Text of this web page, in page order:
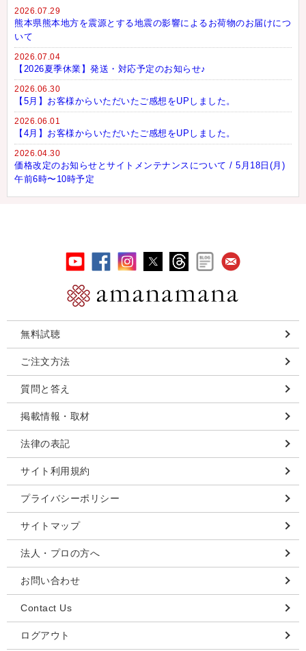
2026.07.29
熊本県熊本地方を震源とする地震の影響によるお荷物のお届けにつ
いて
2026.07.04
【2026夏季休業】発送・対応予定のお知らせ♪
2026.06.30
【5月】お客様からいただいたご感想をUPしました。
2026.06.01
【4月】お客様からいただいたご感想をUPしました。
2026.04.30
価格改定のお知らせとサイトメンテナンスについて / 5月18日(月)
午前6時〜10時予定
無料試聴
ご注文方法
質問と答え
掲載情報・取材
法律の表記
サイト利用規約
プライバシーポリシー
サイトマップ
法人・プロの方へ
お問い合わせ
Contact Us
ログアウト